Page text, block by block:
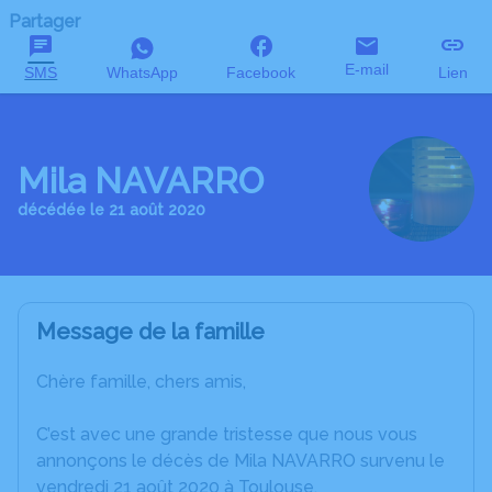
Partager
SMS WhatsApp Facebook E-mail Lien
Mila NAVARRO
décédée le 21 août 2020
Message de la famille
Chère famille, chers amis,
C’est avec une grande tristesse que nous vous
annonçons le décès de Mila NAVARRO survenu le
vendredi 21 août 2020 à Toulouse.